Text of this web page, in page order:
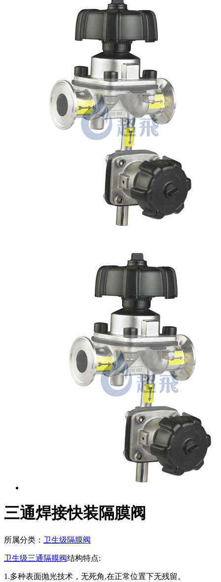
三通焊接快装隔膜阀
所属分类： 卫生级隔膜阀
卫生级三通隔膜阀结构特点:
1.多种表面抛光技术，无死角,在正常位置下无残留。